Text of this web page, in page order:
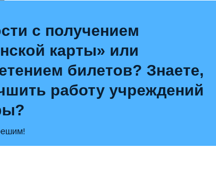
с получением
карты» или
билетов? Знаете,
работу учреждений